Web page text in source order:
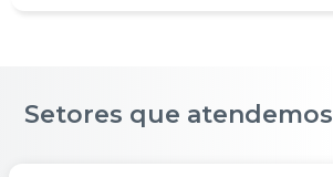
Setores que atendemos